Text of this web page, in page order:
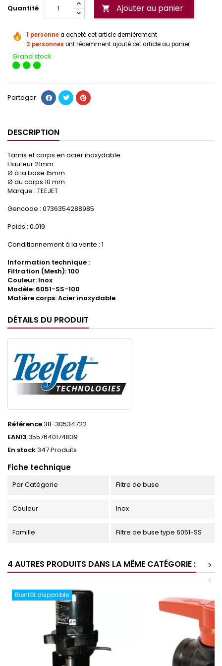
Quantité  Ajouter au panier
1 personnea acheté cet article dernièrement
3 personnes ont récemment ajouté cet article au panier
Grand stock
Partager
DESCRIPTION
Tamis et corps en acier inoxydable.
Hauteur 21mm.
Ø à la base 15mm.
Ø du corps 10 mm
Marque : TEEJET
Gencode : 0736354288985
Poids : 0.019
Conditionnement à la vente : 1
Information technique :
Filtration (Mesh): 100
Couleur: Inox
Modèle: 6051-SS-100
Matière corps: Acier inoxydable
DÉTAILS DU PRODUIT
Référence38-30534722
EAN13 3557640174839
En stock347 Produits
Fiche technique
Par Catégorie Filtre de buse
Couleur Inox
Famille Filtre de buse type 6051-SS
4 AUTRES PRODUITS DANS LA MÊME CATÉGORIE :
>
<
Bientôt disponible